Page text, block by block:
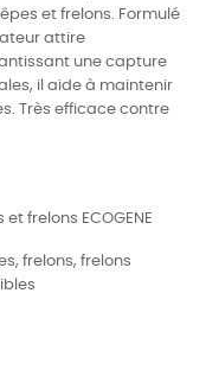
et frelons. Formulé
attire
une capture
il aide à maintenir
Très efficace contre
frelons ECOGENE
frelons, frelons